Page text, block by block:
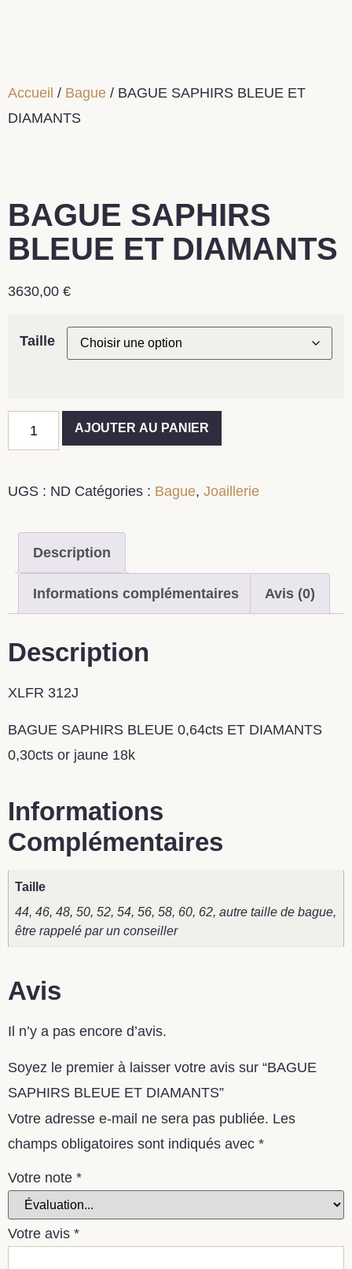
Accueil / Bague / BAGUE SAPHIRS BLEUE ET
DIAMANTS
BAGUE SAPHIRS
BLEUE ET DIAMANTS
3630,00 €
Taille
AJOUTER AU PANIER
UGS : ND Catégories : Bague, Joaillerie
Description
Informations complémentaires Avis (0)
Description
XLFR 312J
BAGUE SAPHIRS BLEUE 0,64cts ET DIAMANTS
0,30cts or jaune 18k
Informations
Complémentaires
Taille
44, 46, 48, 50, 52, 54, 56, 58, 60, 62, autre taille de bague,
être rappelé par un conseiller
Avis
Il n’y a pas encore d’avis.
Soyez le premier à laisser votre avis sur “BAGUE
SAPHIRS BLEUE ET DIAMANTS”
Votre adresse e-mail ne sera pas publiée. Les
champs obligatoires sont indiqués avec *
Votre note *
Votre avis *